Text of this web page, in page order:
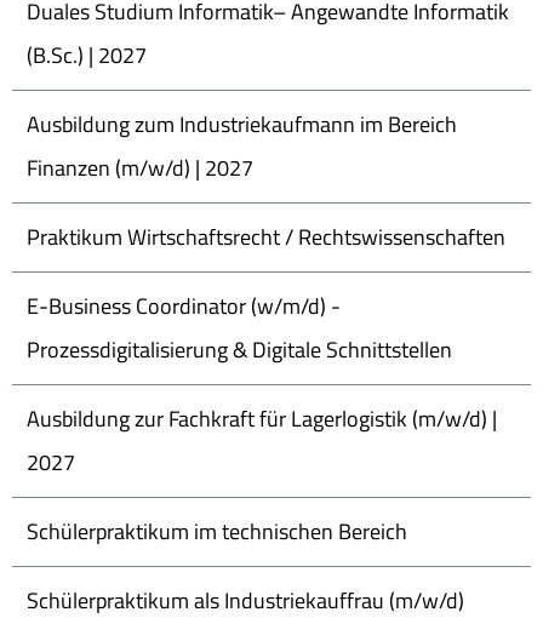
Duales Studium Informatik– Angewandte Informatik
(B.Sc.) | 2027
Ausbildung zum Industriekaufmann im Bereich
Finanzen (m/w/d) | 2027
Praktikum Wirtschaftsrecht / Rechtswissenschaften
E-Business Coordinator (w/m/d) -
Prozessdigitalisierung & Digitale Schnittstellen
Ausbildung zur Fachkraft für Lagerlogistik (m/w/d) |
2027
Schülerpraktikum im technischen Bereich
Schülerpraktikum als Industriekauffrau (m/w/d)